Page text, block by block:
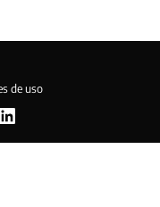
de uso
Linkedin